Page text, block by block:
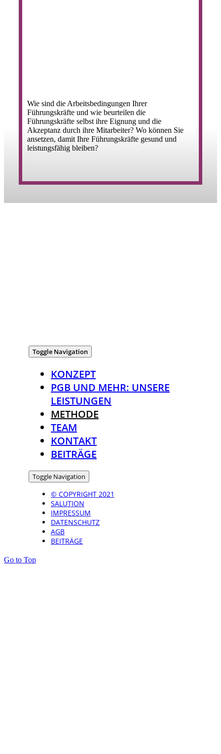
Wie sind die Arbeitsbedingungen Ihrer
Führungskräfte und wie beurteilen die
Führungskräfte selbst ihre Eignung und die
Akzeptanz durch ihre Mitarbeiter? Wo können Sie
ansetzen, damit Ihre Führungskräfte gesund und
leistungsfähig bleiben?
Toggle Navigation
KONZEPT
PGB UND MEHR: UNSERE
LEISTUNGEN
METHODE
TEAM
KONTAKT
BEITRÄGE
Toggle Navigation
© COPYRIGHT 2021
SALUTION
IMPRESSUM
DATENSCHUTZ
AGB
BEITRÄGE
Go to Top